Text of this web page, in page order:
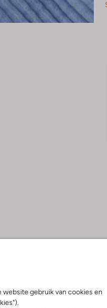
website gebruik van cookies en